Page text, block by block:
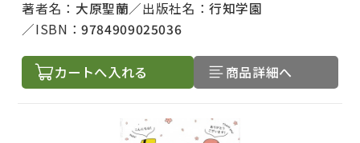
著者名： 大原聖蘭 出版社名：行知学園
ISBN：9784909025036
カートへ入れる 商品詳細へ